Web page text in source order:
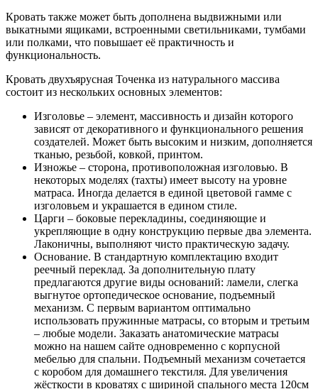
Кровать также может быть дополнена выдвижными или
выкатными ящиками, встроенными светильниками, тумбами
или полками, что повышает её практичность и
функциональность.
Кровать двухъярусная Точенка из натурального массива
состоит из нескольких основных элементов:
Изголовье – элемент, массивность и дизайн которого
зависят от декоративного и функционального решения
создателей. Может быть высоким и низким, дополняется
тканью, резьбой, ковкой, принтом.
Изножье – сторона, противоположная изголовью. В
некоторых моделях (тахты) имеет высоту на уровне
матраса. Иногда делается в единой цветовой гамме с
изголовьем и украшается в едином стиле.
Царги – боковые перекладины, соединяющие и
укрепляющие в одну конструкцию первые два элемента.
Лаконичны, выполняют чисто практическую задачу.
Основание. В стандартную комплектацию входит
реечный переклад. За дополнительную плату
предлагаются другие виды оснований: ламели, слегка
выгнутое ортопедическое основание, подъемный
механизм. С первым вариантом оптимально
использовать пружинные матрасы, со вторым и третьим
– любые модели. Заказать анатомические матрасы
можно на нашем сайте одновременно с корпусной
мебелью для спальни. Подъемный механизм сочетается
с коробом для домашнего текстиля. Для увеличения
жёсткости в кроватях с шириной спального места 120см